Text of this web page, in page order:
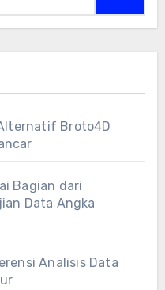
Broto4D
Bagian dari
Data Angka
Analisis Data